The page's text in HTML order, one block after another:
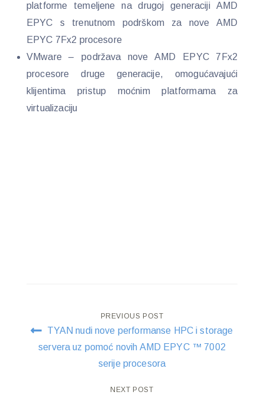
platforme temeljene na drugoj generaciji AMD
EPYC s trenutnom podrškom za nove AMD
EPYC 7Fx2 procesore
VMware – podržava nove AMD EPYC 7Fx2
procesore druge generacije, omogućavajući
klijentima pristup moćnim platformama za
virtualizaciju
Post
navigation
PREVIOUS POST
TYAN nudi nove performanse HPC i storage
servera uz pomoć novih AMD EPYC ™ 7002
serije procesora
NEXT POST